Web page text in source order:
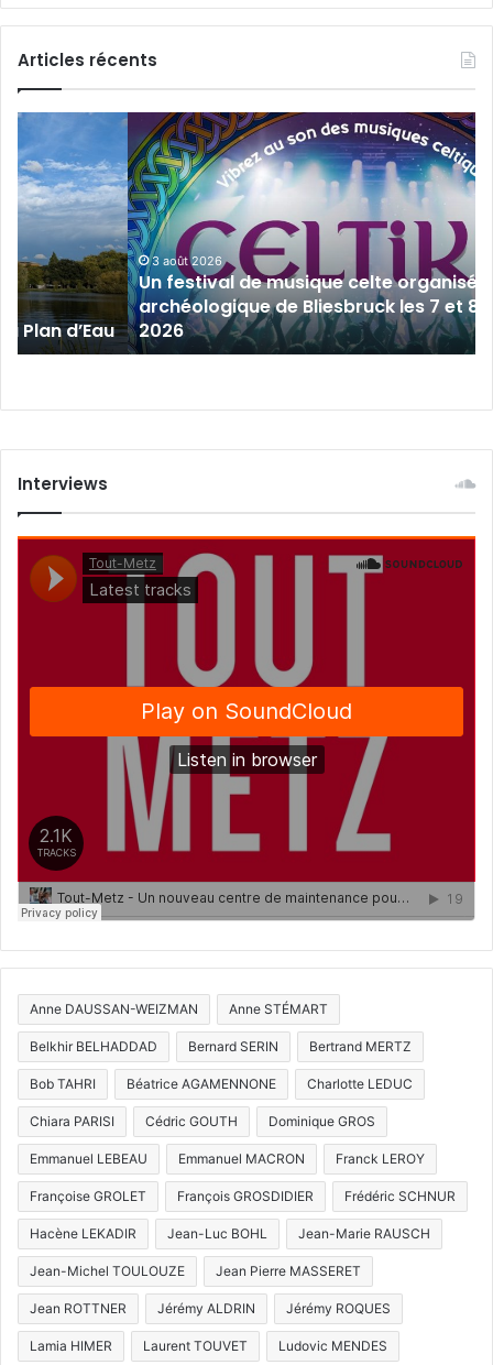
Articles récents
Plan d’Eau
Un
festival
de
musique
celte
organisé
au
parc
archéologique
de
Bliesbruck
8
3 août 2026
Un festival de musique celte organisé
archéologique de Bliesbruck les 7 et 8
2026
Interviews
Anne DAUSSAN-WEIZMAN Anne STÉMART
Belkhir BELHADDAD Bernard SERIN Bertrand MERTZ
Bob TAHRI Béatrice AGAMENNONE Charlotte LEDUC
Chiara PARISI Cédric GOUTH Dominique GROS
Emmanuel LEBEAU Emmanuel MACRON Franck LEROY
Françoise GROLET François GROSDIDIER Frédéric SCHNUR
Hacène LEKADIR Jean-Luc BOHL Jean-Marie RAUSCH
Jean-Michel TOULOUZE Jean Pierre MASSERET
Jean ROTTNER Jérémy ALDRIN Jérémy ROQUES
Lamia HIMER Laurent TOUVET Ludovic MENDES